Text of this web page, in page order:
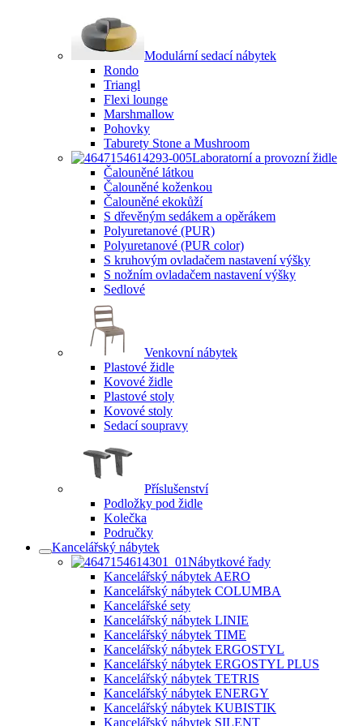
Modulární sedací nábytek
Rondo
Triangl
Flexi lounge
Marshmallow
Pohovky
Taburety Stone a Mushroom
Laboratorní a provozní židle
Čalouněné látkou
Čalouněné koženkou
Čalouněné ekokůží
S dřevěným sedákem a opěrákem
Polyuretanové (PUR)
Polyuretanové (PUR color)
S kruhovým ovladačem nastavení výšky
S nožním ovladačem nastavení výšky
Sedlové
Venkovní nábytek
Plastové židle
Kovové židle
Plastové stoly
Kovové stoly
Sedací soupravy
Příslušenství
Podložky pod židle
Kolečka
Područky
Kancelářský nábytek
Nábytkové řady
Kancelářský nábytek AERO
Kancelářský nábytek COLUMBA
Kancelářské sety
Kancelářský nábytek LINIE
Kancelářský nábytek TIME
Kancelářský nábytek ERGOSTYL
Kancelářský nábytek ERGOSTYL PLUS
Kancelářský nábytek TETRIS
Kancelářský nábytek ENERGY
Kancelářský nábytek KUBISTIK
Kancelářský nábytek SILENT